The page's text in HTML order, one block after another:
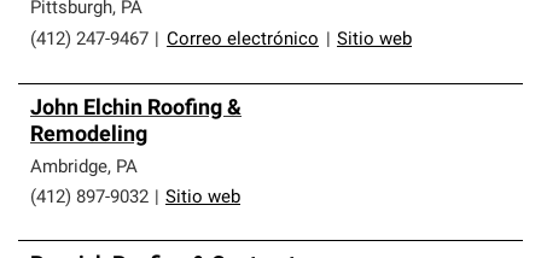
Pittsburgh, PA
(412) 247-9467
Correo electrónico Sitio web
John Elchin Roofing &
Remodeling
Ambridge, PA
(412) 897-9032
Sitio web